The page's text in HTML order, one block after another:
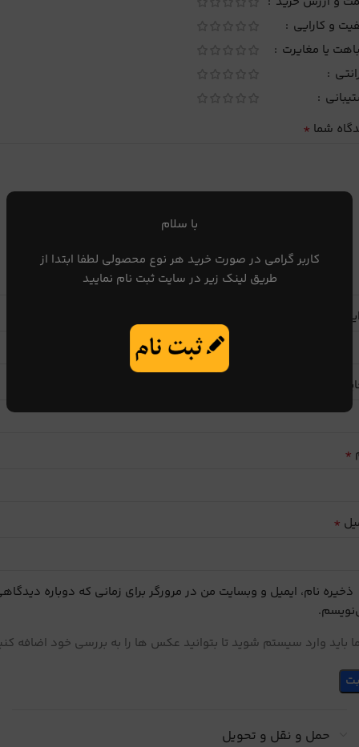
با سلام
کاربر گرامی در صورت خرید هر نوع محصولی لطفا ابتدا از
طریق لینک زیر در سایت ثبت نام نمایید
و کارایی
یا مغایرت
شما *
*
*
ذخیره نام، ایمیل و وبسایت من در مرورگر برای زمانی که دوباره
باید وارد سیستم شوید تا بتوانید عکس ها را به بررسی خود اضافه
حمل و نقل و تحویل